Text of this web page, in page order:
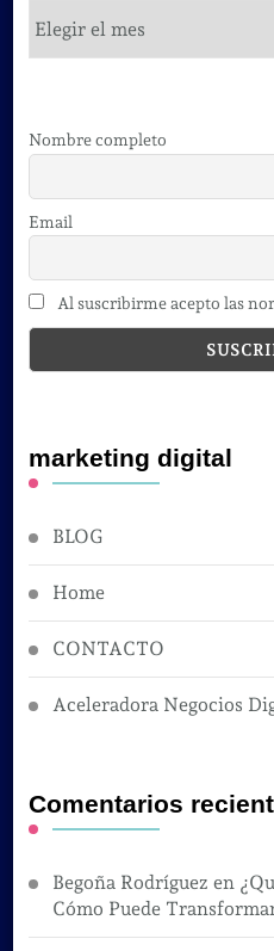
Nombre completo
Email
Al suscribirme acepto las
marketing digital
BLOG
Home
CONTACTO
Aceleradora Negocios
Comentarios
Begoña Rodríguez en
Cómo Puede